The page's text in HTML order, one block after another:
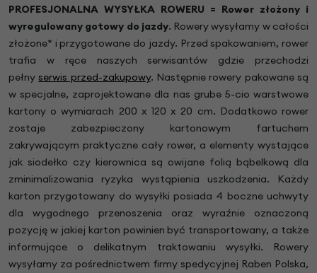
PROFESJONALNA WYSYŁKA ROWERU = Rower złożony i
wyregulowany gotowy do jazdy. Rowery wysyłamy w całości
złożone* i przygotowane do jazdy. Przed spakowaniem, rower
trafia w ręce naszych serwisantów gdzie przechodzi
pełnyserwis przed-zakupowy. Następnie rowery pakowane są
w specjalne, zaprojektowane dla nas grube 5-cio warstwowe
kartony o wymiarach 200 x 120 x 20 cm. Dodatkowo rower
zostaje zabezpieczony kartonowym fartuchem
zakrywającym praktyczne cały rower, a elementy wystające
jak siodełko czy kierownica są owijane folią bąbelkową dla
zminimalizowania ryzyka wystąpienia uszkodzenia. Każdy
karton przygotowany do wysyłki posiada 4 boczne uchwyty
dla wygodnego przenoszenia oraz wyraźnie oznaczoną
pozycję w jakiej karton powinien być transportowany, a także
informujące o delikatnym traktowaniu wysyłki. Rowery
wysyłamy za pośrednictwem firmy spedycyjnej Raben Polska,